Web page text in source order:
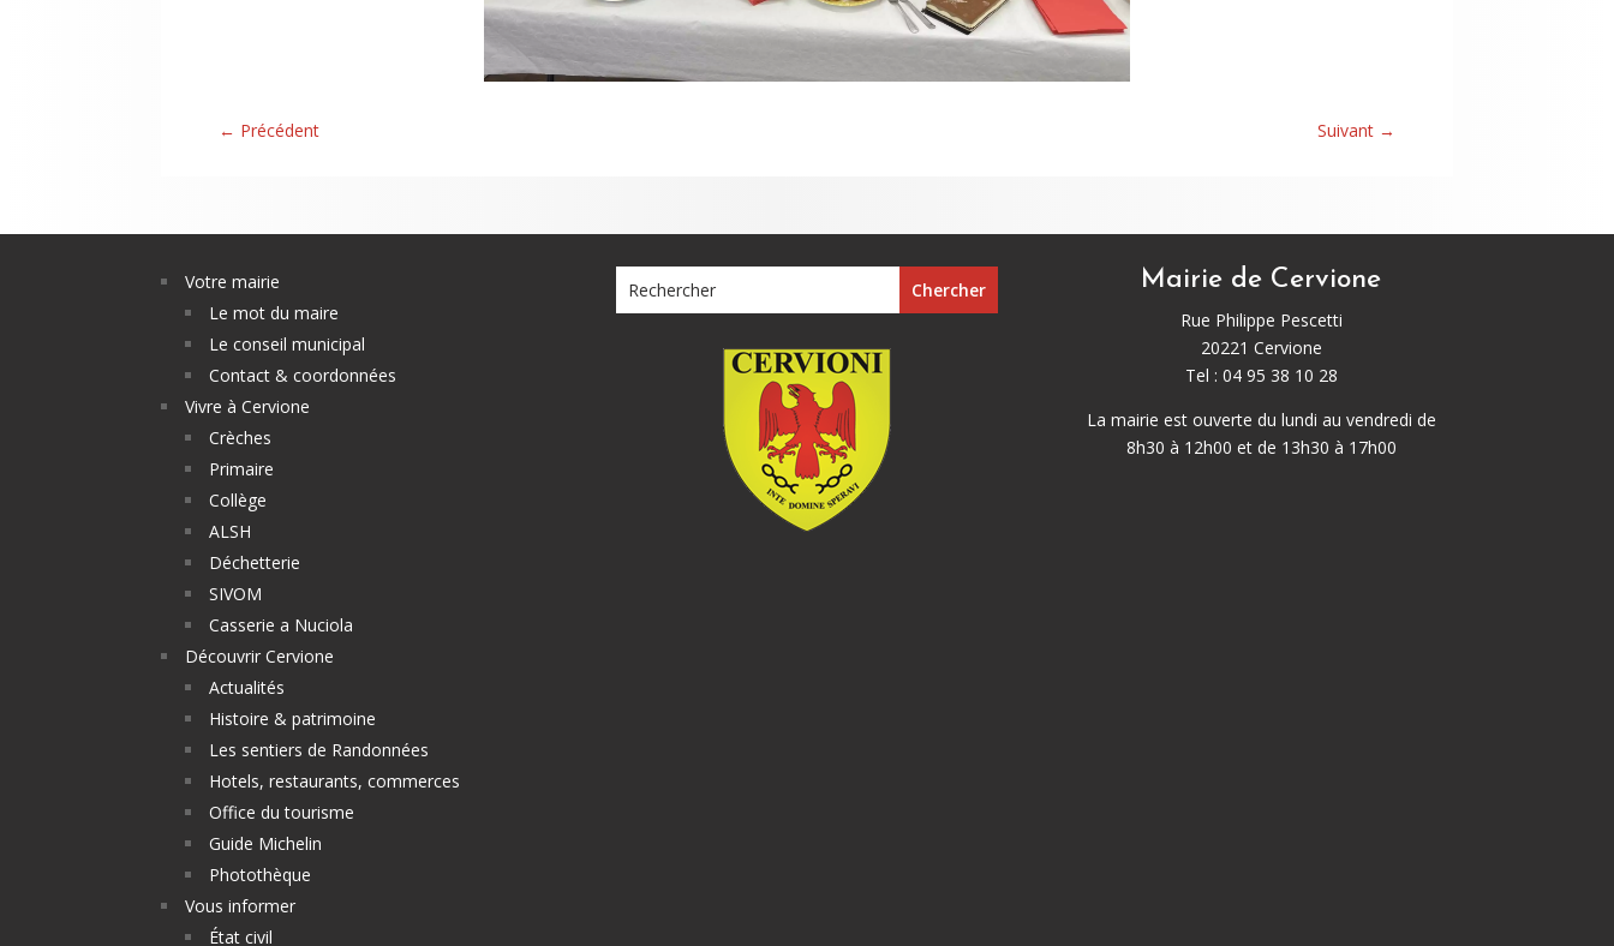
← Précédent Suivant→
Votre mairie
Le mot du maire
Le conseil municipal
Contact & coordonnées
Vivre à Cervione
Crèches
Primaire
Collège
ALSH
Déchetterie
SIVOM
Casserie a Nuciola
Découvrir Cervione
Actualités
Histoire & patrimoine
Les sentiers de Randonnées
Hotels, restaurants, commerces
Office du tourisme
Guide Michelin
Photothèque
Vous informer
État civil
Mairie de Cervione
Rue Philippe Pescetti
20221 Cervione
Tel : 04 95 38 10 28
La mairie est ouverte du lundi au vendredi de
8h30 à 12h00 et de 13h30 à 17h00